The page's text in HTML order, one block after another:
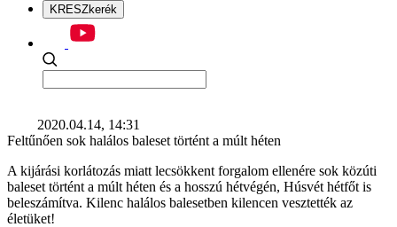
KRESZkerék
2020.04.14, 14:31
Feltűnően sok halálos baleset történt a múlt héten
A kijárási korlátozás miatt lecsökkent forgalom ellenére sok közúti
baleset történt a múlt héten és a hosszú hétvégén, Húsvét hétfőt is
beleszámítva. Kilenc halálos balesetben kilencen vesztették az
életüket!